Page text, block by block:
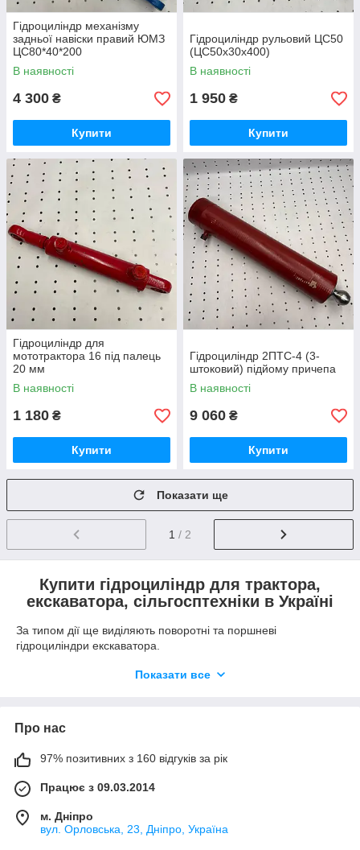
Гідроциліндр механізму
задньої навіски правий ЮМЗ
ЦС80*40*200
В наявності
4 300 ₴
Купити
Гідроциліндр рульовий ЦС50
(ЦС50х30х400)
В наявності
1 950 ₴
Купити
Гідроциліндр для
мототрактора 16 під палець
20 мм
В наявності
1 180 ₴
Купити
Гідроциліндр 2ПТС-4 (3-
штоковий) підйому причепа
В наявності
9 060 ₴
Купити
Показати ще
1 / 2
Купити гідроциліндр для трактора,
екскаватора, сільгосптехніки в Україні
За типом дії ще виділяють поворотні та поршневі
гідроциліндри екскаватора.
виконати деформацію певних механізмів.
заощадити час. Вибираючи у нас гідроциліндр ЦС, ви
Вихідна частина здійснює зворотно-поступальні рухи,
спрямовуючи силу в необхідному напрямку. Агрегати
довговічністю та надійністю у використанні. Проектувальники
нині намагаються покращити їхню конфігурацію,
Показати все
Про нас
97% позитивних з 160 відгуків за рік
Працює з 09.03.2014
м. Дніпро
вул. Орловська, 23, Дніпро, Україна